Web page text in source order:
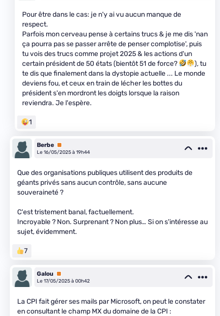
Pour être dans le cas: je n'y ai vu aucun manque de
respect.
Parfois mon cerveau pense à certains trucs & je me dis 'nan
ça pourra pas se passer arrête de penser complotise', puis
tu vois des trucs comme projet 2025 & les actions d'un
certain président de 50 états (bientôt 51 de force?
), tu
te dis que finalement dans la dystopie actuelle ... Le monde
deviens fou, et ceux en train de lécher les bottes du
président s'en mordront les doigts lorsque la raison
reviendra. Je l'espère.
1
Berbe Premium
Le 16/05/2025 à 19h44
Que des organisations publiques utilisent des produits de
géants privés sans aucun contrôle, sans aucune
souveraineté ?
C'est tristement banal, factuellement.
Incroyable ? Non. Surprenant ? Non plus… Si on s'intéresse au
sujet, évidemment.
7
Galou
Premium
Le 17/05/2025 à 00h42
La CPI fait gérer ses mails par Microsoft, on peut le constater
en consultant le champ MX du domaine de la CPI :